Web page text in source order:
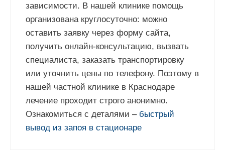
зависимости. В нашей клинике помощь
организована круглосуточно: можно
оставить заявку через форму сайта,
получить онлайн-консультацию, вызвать
специалиста, заказать транспортировку
или уточнить цены по телефону. Поэтому в
нашей частной клинике в Краснодаре
лечение проходит строго анонимно.
Ознакомиться с деталями – быстрый
вывод из запоя в стационаре